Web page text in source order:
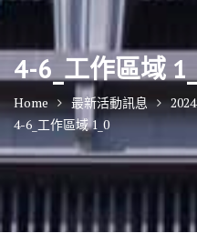
4-6_工作區域
Home 最新活動訊息
4-6_工作區域 1_0